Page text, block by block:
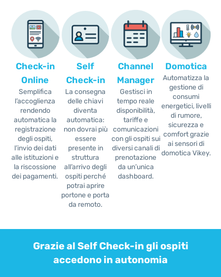
RICHIEDI ORA
Check-in
Online
Semplifica
l’accoglienza
rendendo
automatica la
registrazione
degli ospiti,
l’invio dei dati
alle istituzioni e
la riscossione
dei pagamenti.
Self
Check-in
La consegna
delle chiavi
diventa
automatica:
non dovrai più
essere
presente in
struttura
all’arrivo degli
ospiti perché
potrai aprire
portone e porta
da remoto.
Channel
Manager
Gestisci in
tempo reale
disponibilità,
tariffe e
comunicazioni
con gli ospiti sui
diversi canali di
prenotazione
da un’unica
dashboard.
Domotica
Automatizza la
gestione di
consumi
energetici, livelli
di rumore,
sicurezza e
comfort grazie
ai sensori di
domotica Vikey.
Grazie al Self Check-in gli ospiti
accedono in autonomia